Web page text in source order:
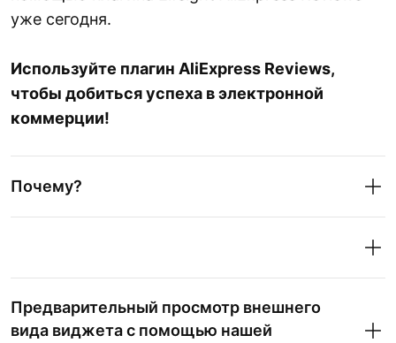
уже сегодня.
Используйте плагин AliExpress Reviews,
чтобы добиться успеха в электронной
коммерции!
Почему?
Предварительный просмотр внешнего
вида виджета с помощью нашей